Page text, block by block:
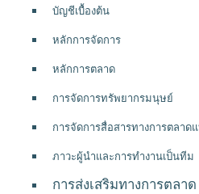
บัญชีเบื้องต้น
หลักการจัดการ
หลักการตลาด
การจัดการทรัพยากรมนุษย์
การจัดการสื่อสารทางการตลาด
ภาวะผู้นำและการทำงานเป็นทีม
การส่งเสริมทางการตลา